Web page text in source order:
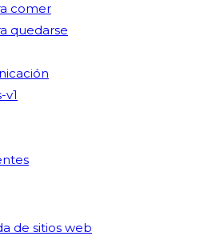
comer
quedarse
de sitios web